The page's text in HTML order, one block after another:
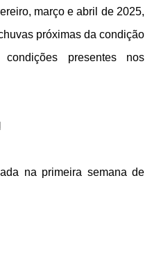
março e abril de 2025,
próximas da condição
presentes nos
na primeira semana de